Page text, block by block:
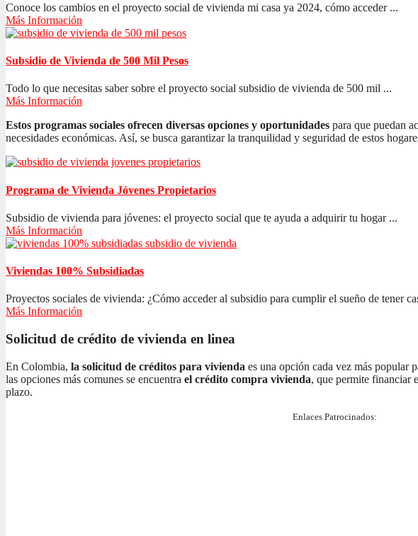
Conoce los cambios en el proyecto social de vivienda mi casa ya 2024, cómo acceder ...
Más Información
Subsidio de Vivienda de 500 Mil Pesos
Todo lo que necesitas saber sobre el proyecto social subsidio de vivienda de 500 mil ...
Más Información
Estos programas sociales ofrecen diversas opciones y oportunidades para que puedan
necesidades económicas. Así, se busca garantizar la tranquilidad y seguridad de estos
Programa de Vivienda Jóvenes Propietarios
Subsidio de vivienda para jóvenes: el proyecto social que te ayuda a adquirir tu hogar ...
Más Información
Viviendas 100% Subsidiadas
Proyectos sociales de vivienda: ¿Cómo acceder al subsidio para cumplir el sueño de tener
Más Información
Solicitud de crédito de vivienda en linea
En Colombia, la solicitud de créditos para vivienda es una opción cada vez más popular
las opciones más comunes se encuentra el crédito compra vivienda, que permite financiar
plazo.
Enlaces Patrocinados: